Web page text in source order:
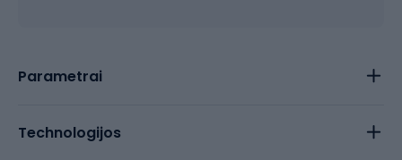
Parametrai
Technologijos